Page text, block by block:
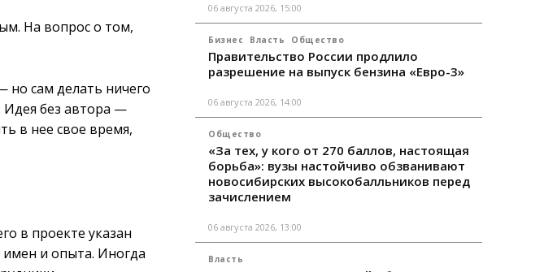
На вопрос о том,
но сам делать ничего
Идея без автора —
в нее свое время,
в проекте указан
имен и опыта. Иногда
06 августа 2026, 15:00
Бизнес Власть Общество
Правительство России продлило
разрешение на выпуск бензина «Евро-3»
06 августа 2026, 14:00
Общество
«За тех, у кого от 270 баллов, настоящая
борьба»: вузы настойчиво обзванивают
новосибирских высокобалльников перед
зачислением
06 августа 2026, 13:00
Власть